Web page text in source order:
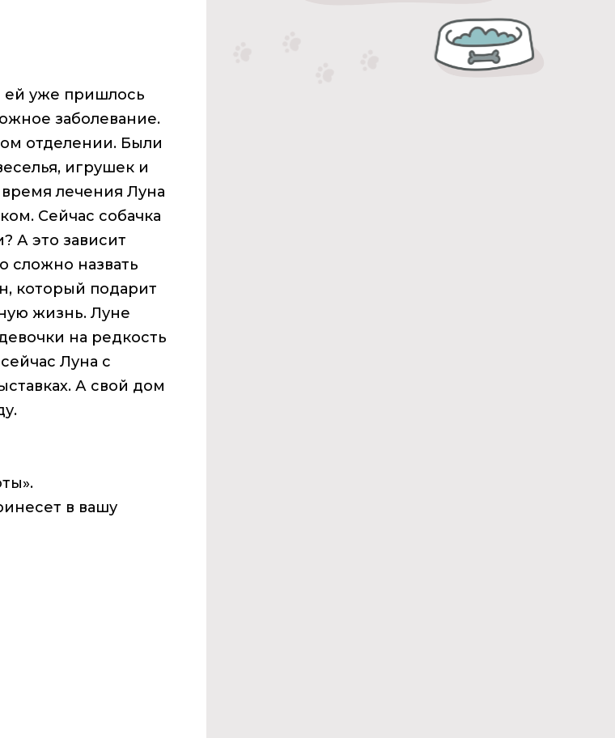
ей уже пришлось
заболевание.
отделении. Были
игрушек и
лечения Луна
Сейчас собачка
А это зависит
сложно назвать
который подарит
жизнь. Луне
на редкость
Луна с
А свой дом
в вашу